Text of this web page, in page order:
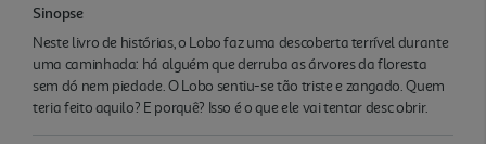
Sinopse
Neste livro de histórias, o Lobo faz uma descoberta terrível durante
uma caminhada: há alguém que derruba as árvores da floresta
sem dó nem piedade. O Lobo sentiu-se tão triste e zangado. Quem
teria feito aquilo? E porquê? Isso é o que ele vai tentar desc obrir.